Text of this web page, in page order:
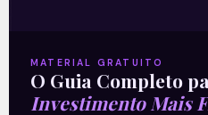
rentabilidade
A Telefônica Brasil /
MATERIAL GRATUITO
O Guia Completo
Investimento Mais